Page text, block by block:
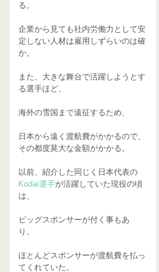
る。
企業から見ても社内労働力として安
定しない人材は雇用しずらいのは確
か。
また、大きな舞台で活躍しようとす
る選手ほど、
海外の雪国まで遠征するため、
日本から遠く渡航費がかかるので、
その都度莫大な金額がかかる。
以前、紹介した同じく日本代表の
Kodai選手が活躍していた現役の頃
は、
ビッグスポンサーが付く事もあ
り、
ほとんどスポンサーが渡航費を払っ
てくれていた。